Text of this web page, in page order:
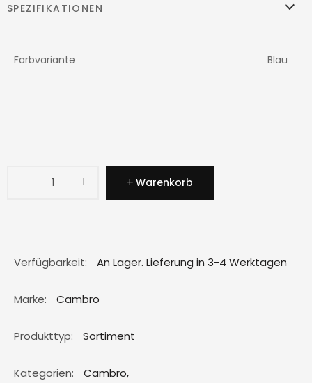
SPEZIFIKATIONEN
Farbvariante Blau
Warenkorb
Verfügbarkeit: An Lager. Lieferung in 3-4 Werktagen
Marke: Cambro
Produkttyp: Sortiment
Kategorien: Cambro,